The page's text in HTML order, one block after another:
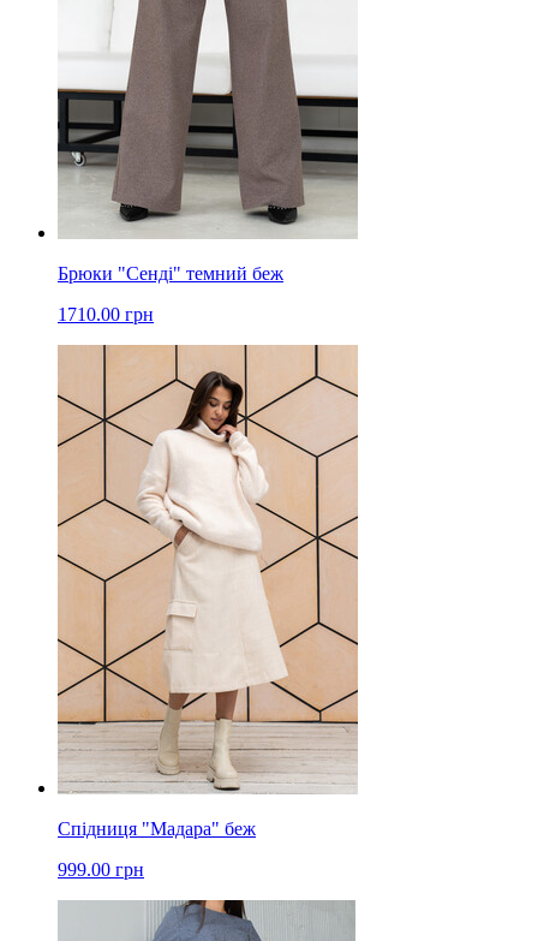
Брюки "Сенді" темний беж
1710.00 грн
Спідниця "Мадара" беж
999.00 грн